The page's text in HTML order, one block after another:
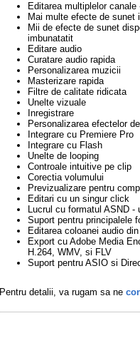
Editarea multiplelor
Mai multe efecte de sunet
Mii de efecte de sunet
imbunatatit
Editare audio
Curatare audio rapida
Personalizarea muzicii
Masterizare rapida
Filtre de calitate ridicata
Unelte vizuale
Inregistrare
Personalizarea efectelor
Integrare cu Premiere Pro
Integrare cu Flash
Unelte de looping
Controale intuitive pe clip
Corectia volumului
Previzualizare pentru
Editari cu un singur click
Lucrul cu formatul ASND -
Suport pentru principalele
Editarea coloanei audio
Export cu Adobe Media
H.264, WMV, si FLV
Suport pentru ASIO si
Pentru detalii, va rugam sa ne